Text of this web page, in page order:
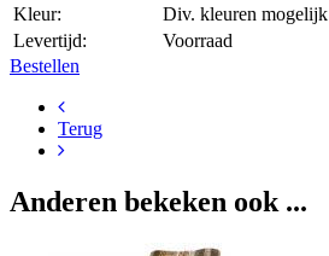
Kleur:
Div. kleuren mogelijk
Levertijd:
Voorraad
Bestellen
Terug
Anderen bekeken ook ...